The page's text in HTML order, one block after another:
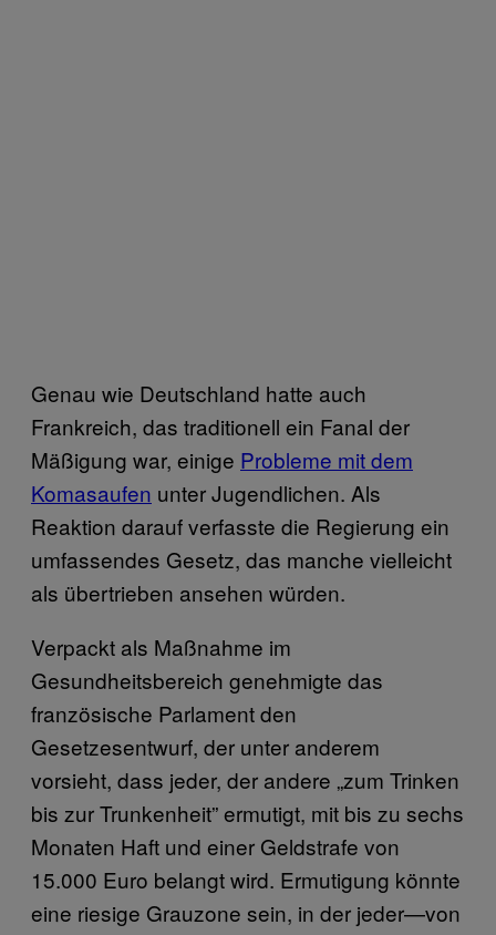
Genau wie Deutschland hatte auch
Frankreich, das traditionell ein Fanal der
Mäßigung war, einige Probleme mit dem
Komasaufen unter Jugendlichen. Als
Reaktion darauf verfasste die Regierung ein
umfassendes Gesetz, das manche vielleicht
als übertrieben ansehen würden.
Verpackt als Maßnahme im
Gesundheitsbereich genehmigte das
französische Parlament den
Gesetzesentwurf, der unter anderem
vorsieht, dass jeder, der andere „zum Trinken
bis zur Trunkenheit” ermutigt, mit bis zu sechs
Monaten Haft und einer Geldstrafe von
15.000 Euro belangt wird. Ermutigung könnte
eine riesige Grauzone sein, in der jeder—von